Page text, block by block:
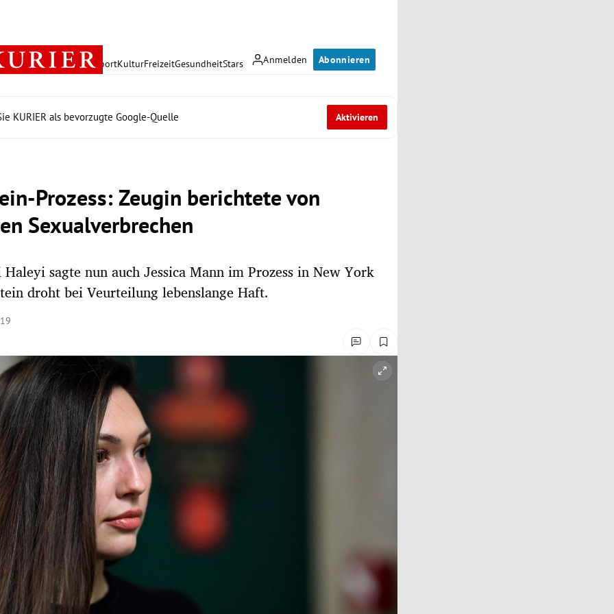
Anmelden Abonnieren
PolitikWirtschaft SportKulturFreizeitGesundheitStars
KURIER als bevorzugte Google-Quelle Aktivieren
Prozess: Zeugin berichtete von
Sexualverbrechen
sagte nun auch Jessica Mann im Prozess in New York
droht bei Veurteilung lebenslange Haft.
öffnen/schließen